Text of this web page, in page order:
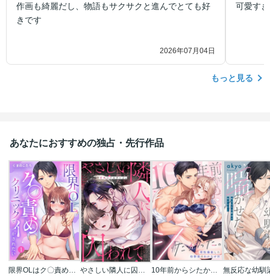
作画も綺麗だし、物語もサクサクと進んでとても好
きです
2026年07月04日
可愛す
もっと見る
あなたにおすすめの独占・先行作品
限界OLはク〇責めクリニックでイかされたい【TL版】 やさしい隣人に囚われて～愛執のフルラージュ 10年前からシたかった。～理性爆散した幼馴染のわからせＨ